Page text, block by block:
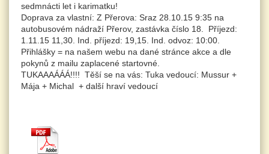
sedmnácti let i karimatku!
Doprava za vlastní: Z Přerova: Sraz 28.10.15 9:35 na
autobusovém nádraží Přerov, zastávka číslo 18. Příjezd:
1.11.15 11,30. Ind. příjezd: 19,15. Ind. odvoz: 10:00.
Přihlášky = na našem webu na dané stránce akce a dle
pokynů z mailu zaplacené startovné.
TUKAAAÁÁÁ!!!! Těší se na vás: Tuka vedoucí: Mussur +
Mája + Michal + další hraví vedoucí